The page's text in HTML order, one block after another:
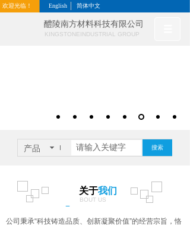
欢迎光临！ English 简体中文
醴陵南方材料科技有限公司
KINGSTONEINDUSTRIAL GROUP
产品 搜索
A
关于我们
BOUT US
公司秉承“科技铸造品质、创新凝聚价值”的经营宗旨，恪